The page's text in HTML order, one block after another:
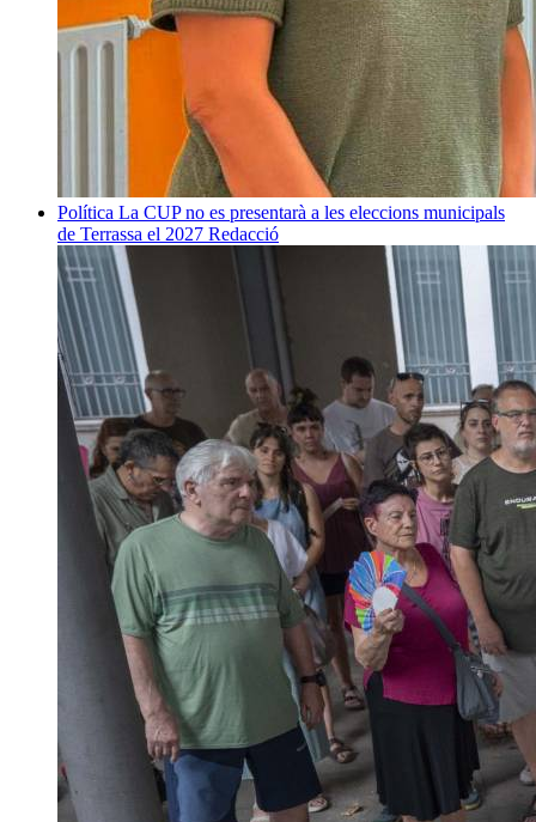
Política La CUP no es presentarà a les eleccions municipals
de Terrassa el 2027 Redacció